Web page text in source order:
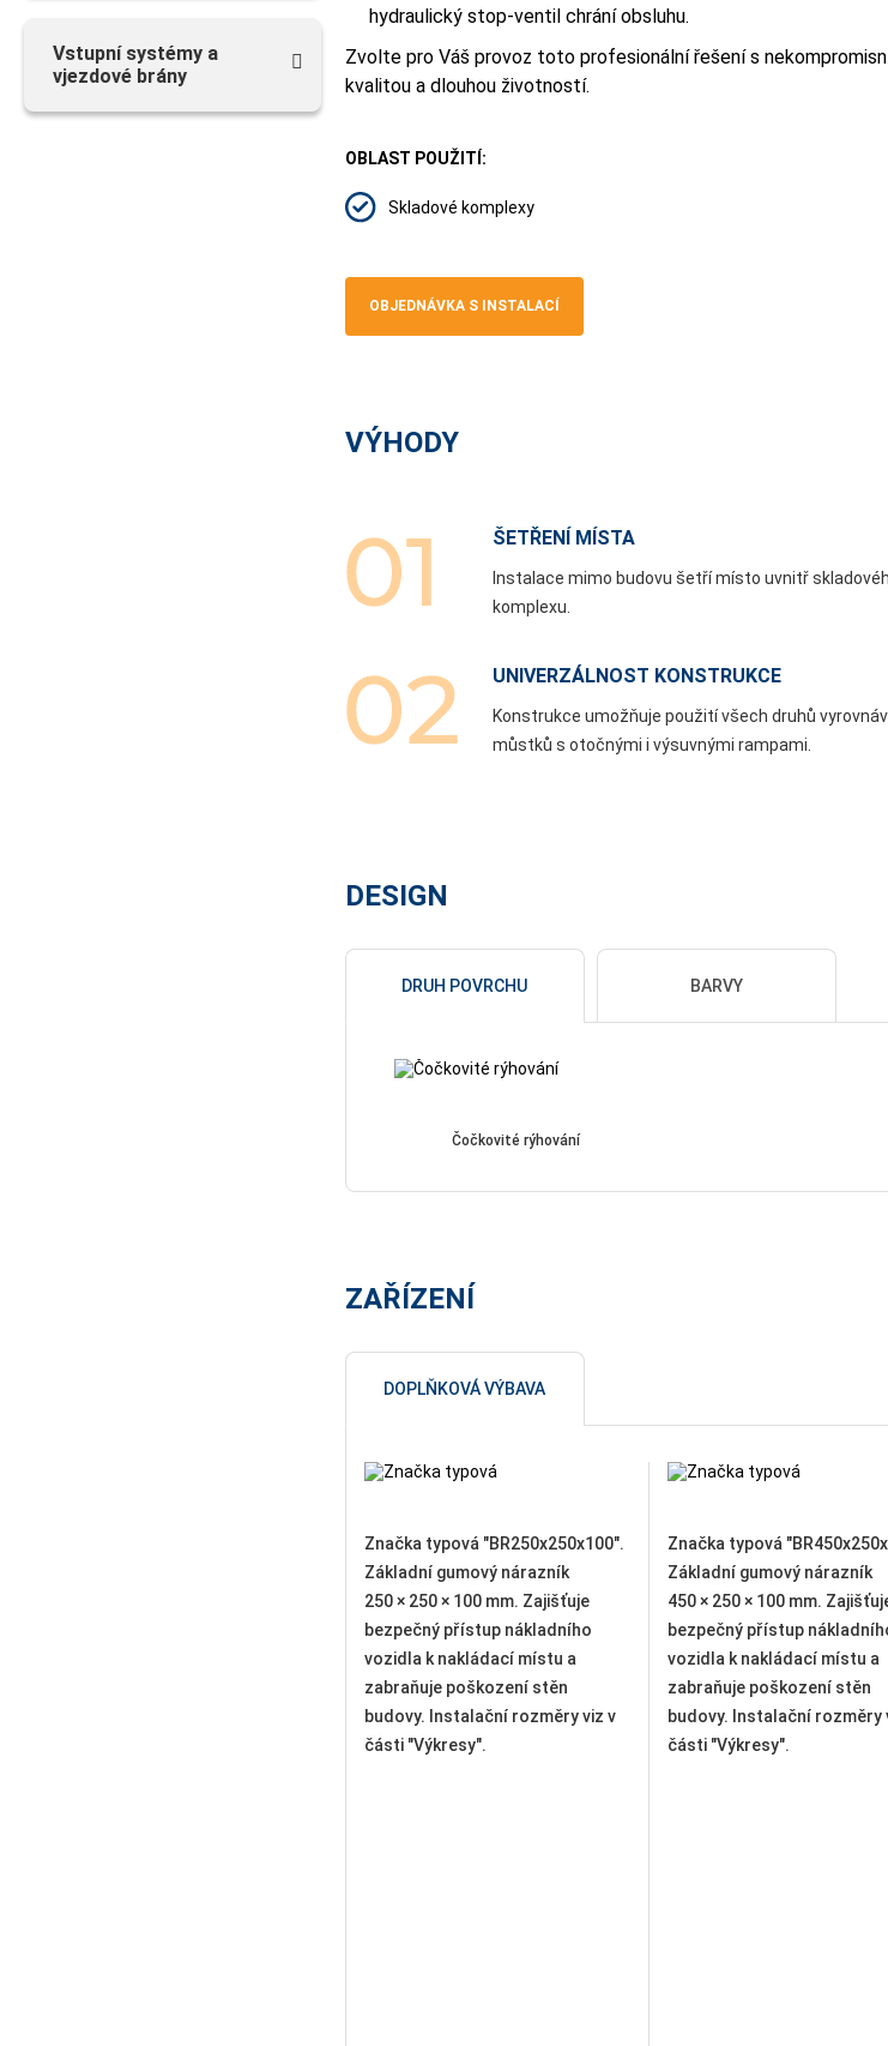
Vstupní systémy a
vjezdové brány
hydraulický stop-ventil chrání obsluhu.
Zvolte pro Váš provoz toto profesionální řešení s
kvalitou a dlouhou životností.
OBLAST POUŽITÍ:
Skladové komplexy
OBJEDNÁVKA S INSTALACÍ
VÝHODY
ŠETŘENÍ MÍSTA
Instalace mimo budovu šetří místo uvnitř
komplexu.
UNIVERZÁLNOST KONSTRUKCE
Konstrukce umožňuje použití všech druhů
můstků s otočnými i výsuvnými rampami.
DESIGN
DRUH POVRCHU BARVY
Čočkovité rýhování
ZAŘÍZENÍ
DOPLŇKOVÁ VÝBAVA
Značka typová "BR450x250x100".
Základní gumový nárazník
450 × 250 × 100 mm. Zajišťuje
bezpečný přístup nákladního
vozidla k nakládací místu a
zabraňuje poškození stěn
budovy. Instalační rozměry viz v
části "Výkresy".
Značka typová
"BRC510x250x330".
základě nárazníku 450 × 250
mm. Gumový nárazník 510 x
330 mm (vnější rozměry)
konzolového druhu. Zajišťuje
bezpečný přístup
vozidla k nakládací místu a